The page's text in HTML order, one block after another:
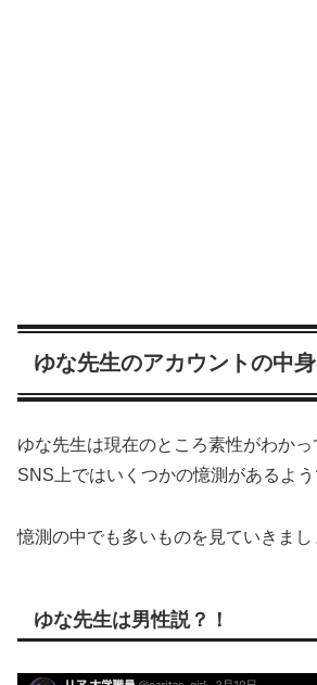
ゆな先生のアカウントの中
ゆな先生は現在のところ素性がわかっ
SNS上ではいくつかの憶測があるよう
憶測の中でも多いものを見ていきまし
ゆな先生は男性説？！